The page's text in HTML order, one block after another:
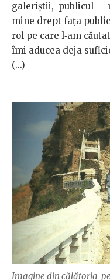
galeriştii, publicul —
mine drept faţa
rol pe care l‑am
îmi aducea deja
(...)
Imagine din călătoria-